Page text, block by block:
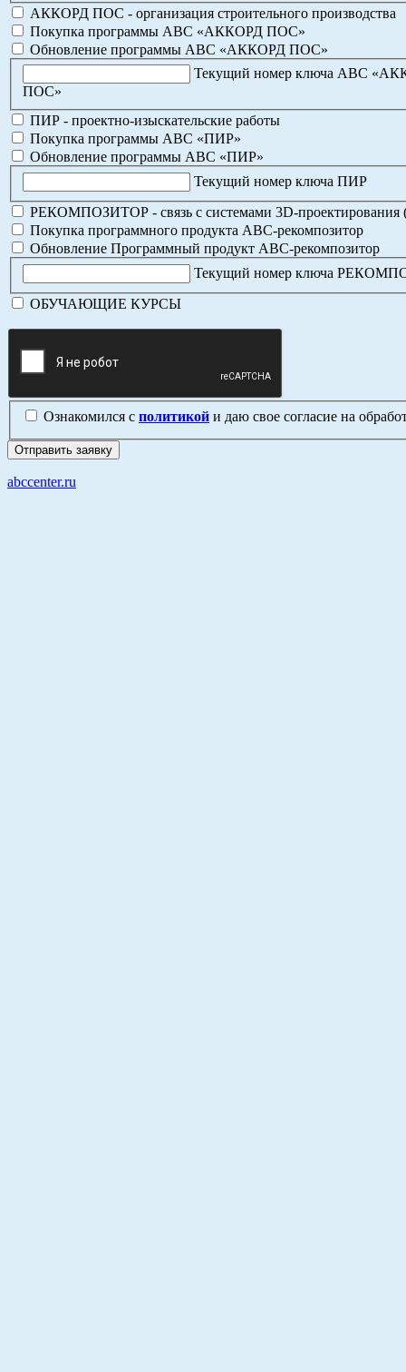
АККОРД ПОС - организация строительного производства
Покупка программы АВС «АККОРД ПОС»
Обновление программы АВС «АККОРД ПОС»
Текущий номер ключа АВС
ПОС»
ПИР - проектно-изыскательские работы
Покупка программы АВС «ПИР»
Обновление программы АВС «ПИР»
Текущий номер ключа ПИР
РЕКОМПОЗИТОР - связь с системами 3D-проектирования
Покупка программного продукта АВС-рекомпозитор
Обновление Программный продукт АВС-рекомпозитор
Текущий номер ключа
ОБУЧАЮЩИЕ КУРСЫ
Ознакомился с политикой и даю свое согласие на
abccenter.ru